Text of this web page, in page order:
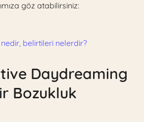
göz atabilirsiniz:
belirtileri nelerdir?
Daydreaming
Bozukluk